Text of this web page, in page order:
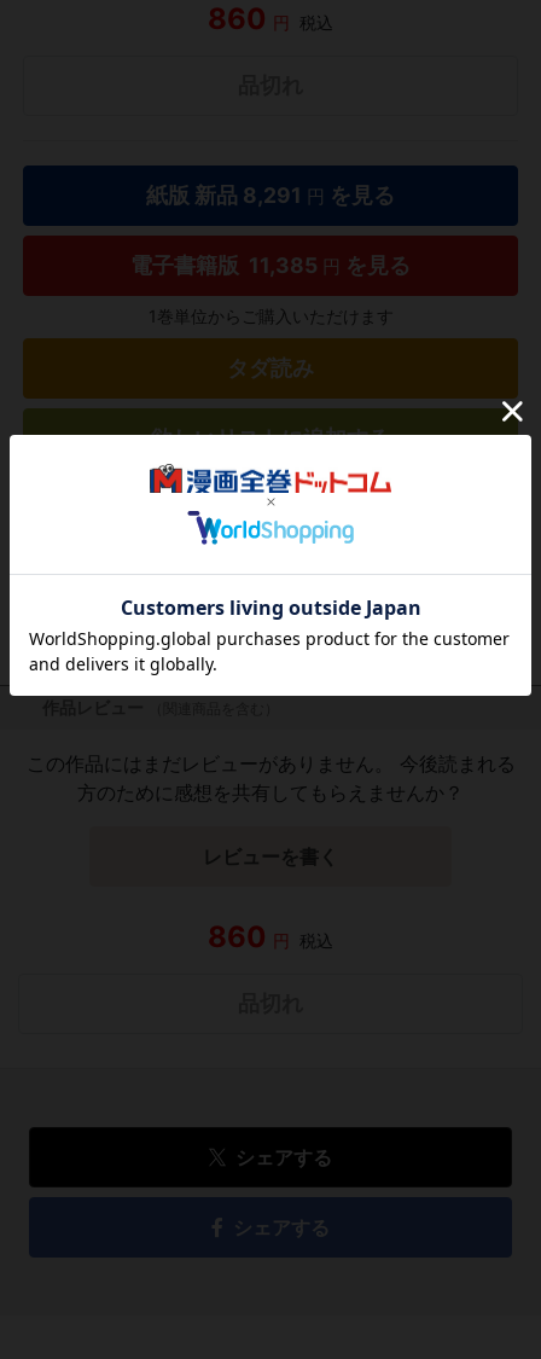
860 円 税込
紙版 新品 8,291 円 を見る
電子書籍版 11,385 円 を見る
1巻単位からご購入いただけます
タダ読み
欲しいリストに追加する
気になる商品を登録
この作品にはまだレビューがありません。 今後読まれる
方のために感想を共有してもらえませんか？
レビューを書く
860 円 税込
シェアする
シェアする